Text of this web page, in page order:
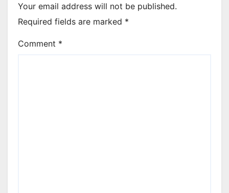
Your email address will not be published.
Required fields are marked *
Comment *